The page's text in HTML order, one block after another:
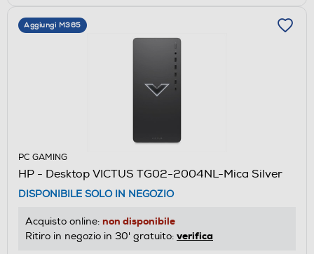
Aggiungi M365
PC GAMING
HP - Desktop VICTUS TG02-2004NL-Mica Silver
DISPONIBILE SOLO IN NEGOZIO
Acquisto online: non disponibile
Ritiro in negozio in 30' gratuito: verifica